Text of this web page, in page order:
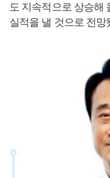
도 지속적으로 상승해
실적을 낼 것으로 전망